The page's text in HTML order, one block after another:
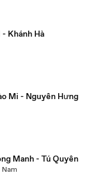
Khánh Hà
Mi - Nguyên Hưng
Manh - Tú Quyên